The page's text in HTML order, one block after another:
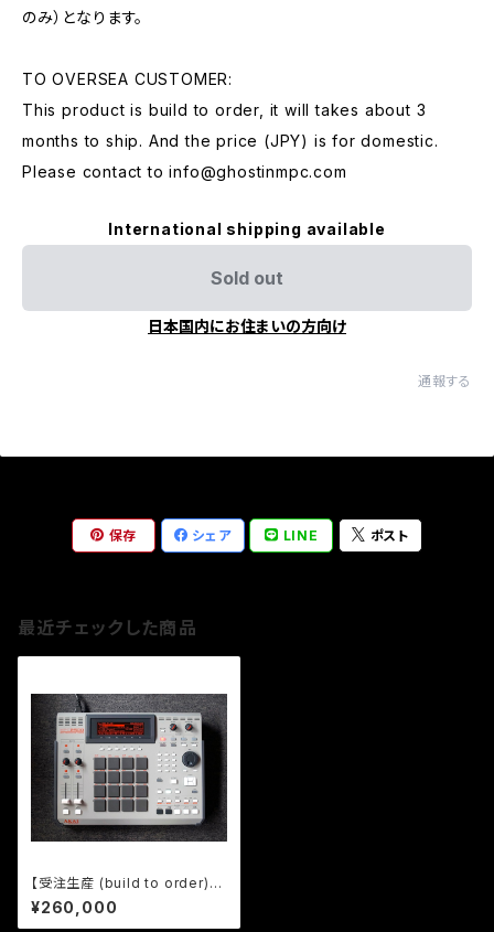
のみ）となります。
TO OVERSEA CUSTOMER:
This product is build to order, it will takes about 3
months to ship. And the price (JPY) is for domestic.
Please contact toinfo@ghostinmpc.com
International shipping available
Sold out
日本国内にお住まいの方向け
通報する
保存 シェア LINE ポスト
最近チェックした商品
【受注生産 (build to order)】
MPC2500 "101" custom by
ghostinmpc (128MB RAM)
¥260,000